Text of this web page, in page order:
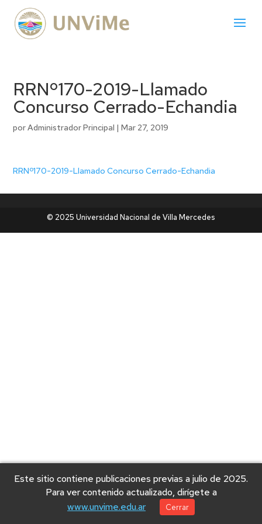
RRNº170-2019-Llamado
Concurso Cerrado-Echandia
porAdministrador Principal |Mar 27, 2019
RRNº170-2019-Llamado Concurso Cerrado-Echandia
© 2025 Universidad Nacional de Villa Mercedes
Este sitio contiene publicaciones previas a julio de 2025.
Para ver contenido actualizado, dirígete a
www.unvime.edu.ar
Cerrar